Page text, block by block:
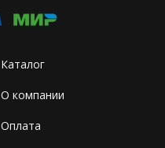
Каталог
О компании
Оплата